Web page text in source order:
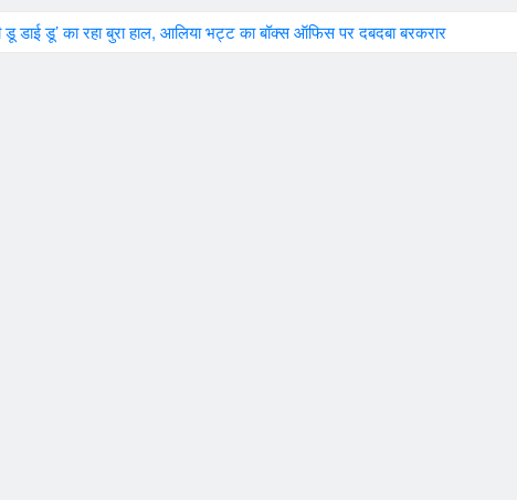
डू डाई डू’ का रहा बुरा हाल, आलिया भट्ट का बॉक्स ऑफिस पर दबदबा बरकरार